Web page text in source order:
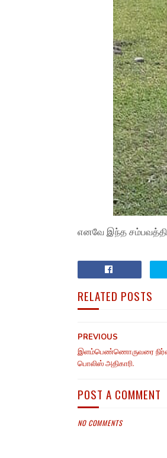
எனவே இந்த
RELATED POSTS
PREVIOUS
இளம்பெண்ணொருவரை
பொலிஸ் அதிகாரி.
POST A COMMENT
NO COMMENTS